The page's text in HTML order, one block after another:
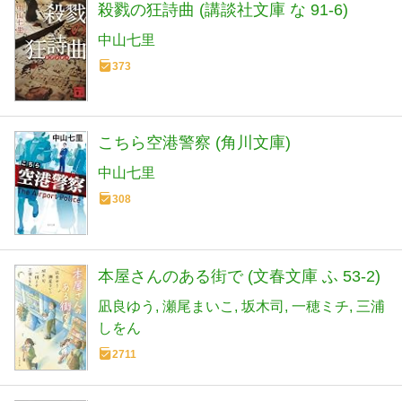
殺戮の狂詩曲 (講談社文庫 な 91-6)
中山七里
373
こちら空港警察 (角川文庫)
中山七里
308
本屋さんのある街で (文春文庫 ふ 53-2)
凪良ゆう 瀬尾まいこ 坂木司 一穂ミチ 三浦
しをん
2711